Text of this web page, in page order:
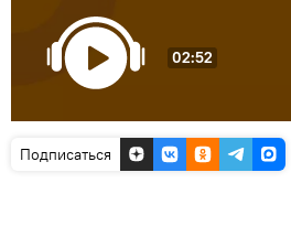
02:52
Подписаться